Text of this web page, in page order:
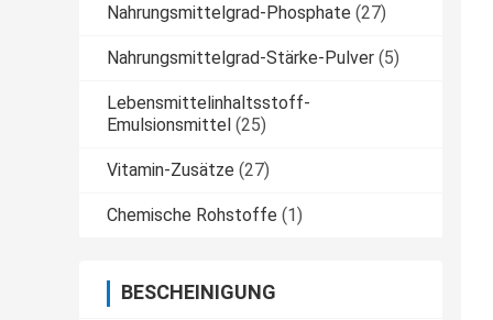
Nahrungsmittelgrad-Phosphate (27)
Nahrungsmittelgrad-Stärke-Pulver (5)
Lebensmittelinhaltsstoff-
Emulsionsmittel (25)
Vitamin-Zusätze (27)
Chemische Rohstoffe (1)
BESCHEINIGUNG